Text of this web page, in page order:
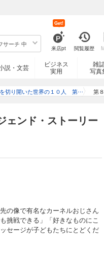
サーチ 中
来店pt
Get!
閲覧履歴
説・文芸
ビジネス
実用
雑
写真
切り開いた世界の１０人 第
第
ェンド・ストーリー
の像で有名なカーネルおじさん
挑戦できる」「好きなものにこ
セージが子どもたちにとどくだ